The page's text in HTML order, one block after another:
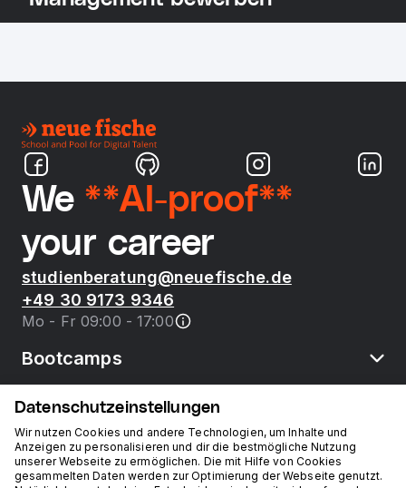
We **AI-proof**
your career
studienberatung@neuefische.de
+49 30 9173 9346
Mo - Fr 09:00 - 17:00
Bootcamps
neue fische
Ressourcen
Datenschutzeinstellungen
Wir nutzen Cookies und andere Technologien, um Inhalte und
Anzeigen zu personalisieren und dir die bestmögliche Nutzung
unserer Webseite zu ermöglichen. Die mit Hilfe von Cookies
gesammelten Daten werden zur Optimierung der Webseite genutzt.